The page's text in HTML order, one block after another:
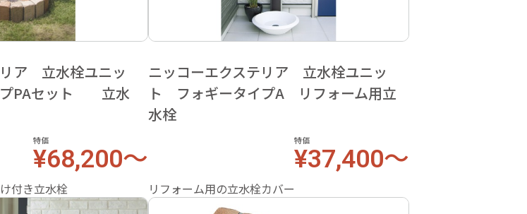
ア 立水栓ユニッ
プPAセット 立水
特価
¥68,200～
付き立水栓
ニッコーエクステリア 立水栓ユニッ
ト フォギータイプA リフォーム用立
水栓
特価
¥37,400～
リフォーム用の立水栓カバー